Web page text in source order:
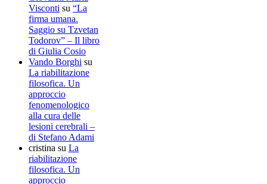
Visconti su “La
firma umana.
Saggio su Tzvetan
Todorov” – Il libro
di Giulia Cosio
Vando Borghi su
La riabilitazione
filosofica. Un
approccio
fenomenologico
alla cura delle
lesioni cerebrali –
di Stefano Adami
cristina su La
riabilitazione
filosofica. Un
approccio